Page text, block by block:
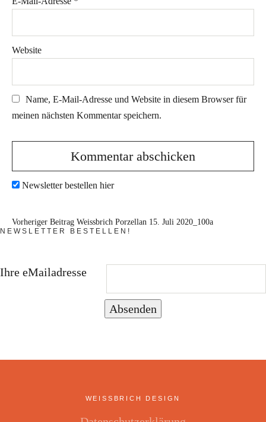
Website
Name, E-Mail-Adresse und Website in diesem Browser für
meinen nächsten Kommentar speichern.
Newsletter bestellen hier
Vorheriger Beitrag Weissbrich Porzellan 15. Juli 2020_100a
NEWSLETTER BESTELLEN!
Ihre eMailadresse
Absenden
WEISSBRICH DESIGN